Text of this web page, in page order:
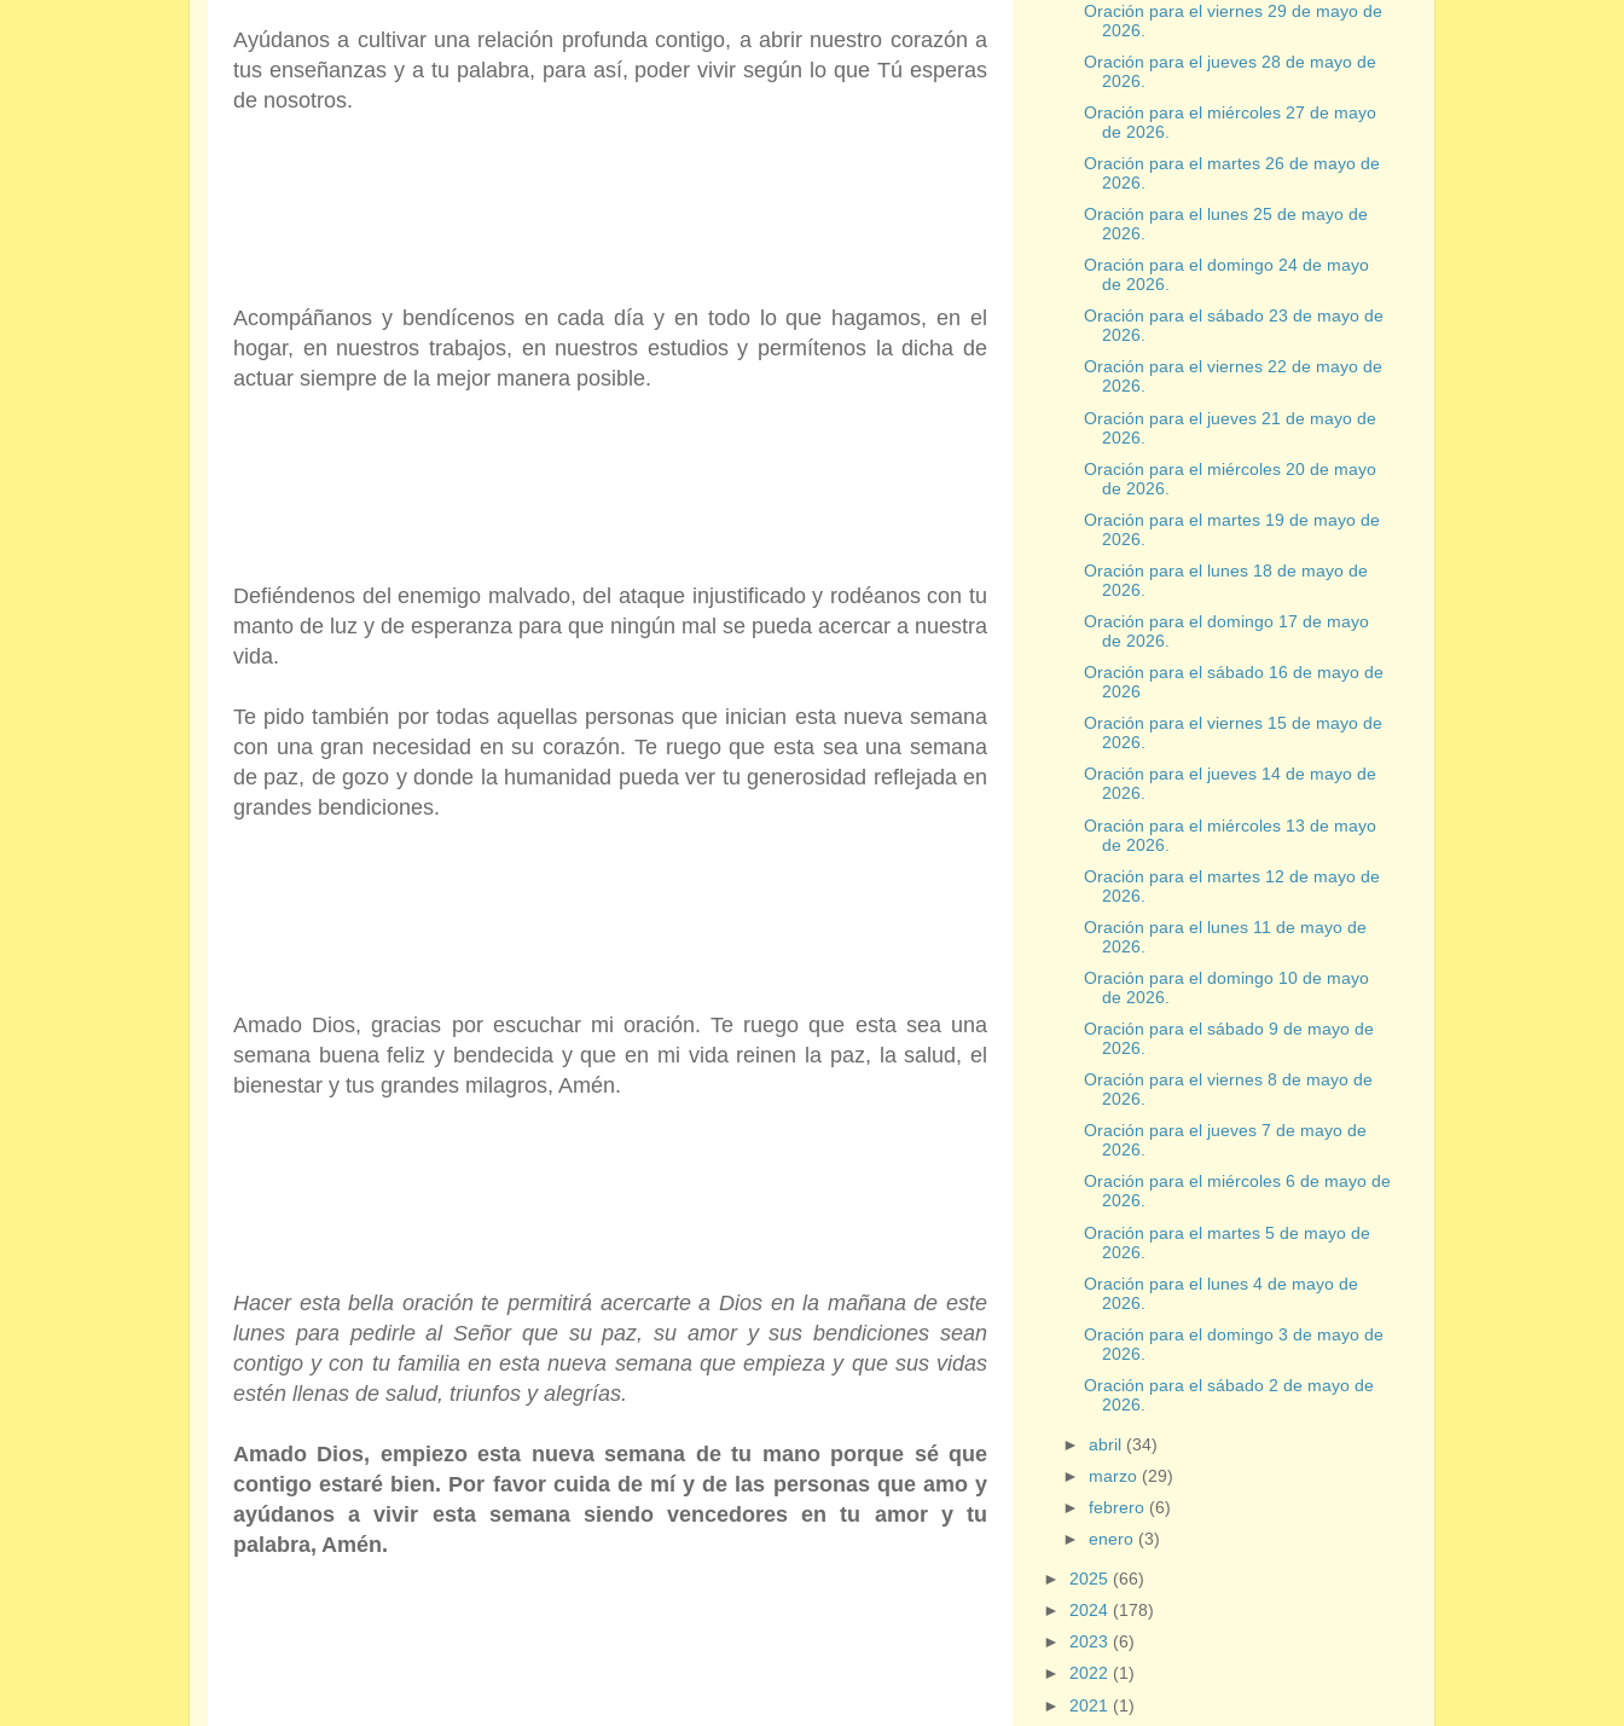
Ayúdanos a cultivar una relación profunda contigo, a abrir nuestro corazón a
tus enseñanzas y a tu palabra, para así, poder vivir según lo que Tú esperas
de nosotros.
Acompáñanos y bendícenos en cada día y en todo lo que hagamos, en el
hogar, en nuestros trabajos, en nuestros estudios y permítenos la dicha de
actuar siempre de la mejor manera posible.
Defiéndenos del enemigo malvado, del ataque injustificado y rodéanos con tu
manto de luz y de esperanza para que ningún mal se pueda acercar a nuestra
vida.
Te pido también por todas aquellas personas que inician esta nueva semana
con una gran necesidad en su corazón. Te ruego que esta sea una semana
de paz, de gozo y donde la humanidad pueda ver tu generosidad reflejada en
grandes bendiciones.
Amado Dios, gracias por escuchar mi oración. Te ruego que esta sea una
semana buena feliz y bendecida y que en mi vida reinen la paz, la salud, el
bienestar y tus grandes milagros, Amén.
Hacer esta bella oración te permitirá acercarte a Dios en la mañana de este
lunes para pedirle al Señor que su paz, su amor y sus bendiciones sean
contigo y con tu familia en esta nueva semana que empieza y que sus vidas
estén llenas de salud, triunfos y alegrías.
Amado Dios, empiezo esta nueva semana de tu mano porque sé que
contigo estaré bien. Por favor cuida de mí y de las personas que amo y
ayúdanos a vivir esta semana siendo vencedores en tu amor y tu
palabra, Amén.
Oración para el viernes 29 de mayo de
2026.
Oración para el jueves 28 de mayo de
2026.
Oración para el miércoles 27 de mayo
de 2026.
Oración para el martes 26 de mayo de
2026.
Oración para el lunes 25 de mayo de
2026.
Oración para el domingo 24 de mayo
de 2026.
Oración para el sábado 23 de mayo de
2026.
Oración para el viernes 22 de mayo de
2026.
Oración para el jueves 21 de mayo de
2026.
Oración para el miércoles 20 de mayo
de 2026.
Oración para el martes 19 de mayo de
2026.
Oración para el lunes 18 de mayo de
2026.
Oración para el domingo 17 de mayo
de 2026.
Oración para el sábado 16 de mayo de
2026
Oración para el viernes 15 de mayo de
2026.
Oración para el jueves 14 de mayo de
2026.
Oración para el miércoles 13 de mayo
de 2026.
Oración para el martes 12 de mayo de
2026.
Oración para el lunes 11 de mayo de
2026.
Oración para el domingo 10 de mayo
de 2026.
Oración para el sábado 9 de mayo de
2026.
Oración para el viernes 8 de mayo de
2026.
Oración para el jueves 7 de mayo de
2026.
Oración para el miércoles 6 de mayo de
2026.
Oración para el martes 5 de mayo de
2026.
Oración para el lunes 4 de mayo de
2026.
Oración para el domingo 3 de mayo de
2026.
Oración para el sábado 2 de mayo de
2026.
►abril (34)
► marzo (29)
►febrero (6)
►enero (3)
► 2025 (66)
► 2024 (178)
► 2023 (6)
► 2022 (1)
► 2021 (1)